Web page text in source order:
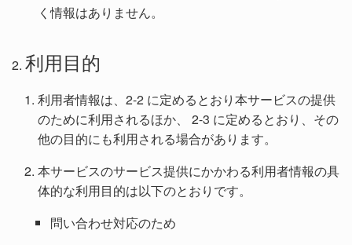
く情報はありません。
利用目的
利用者情報は、2-2 に定めるとおり本サービスの提供
のために利用されるほか、 2-3 に定めるとおり、その
他の目的にも利用される場合があります。
本サービスのサービス提供にかかわる利用者情報の具
体的な利用目的は以下のとおりです。
問い合わせ対応のため